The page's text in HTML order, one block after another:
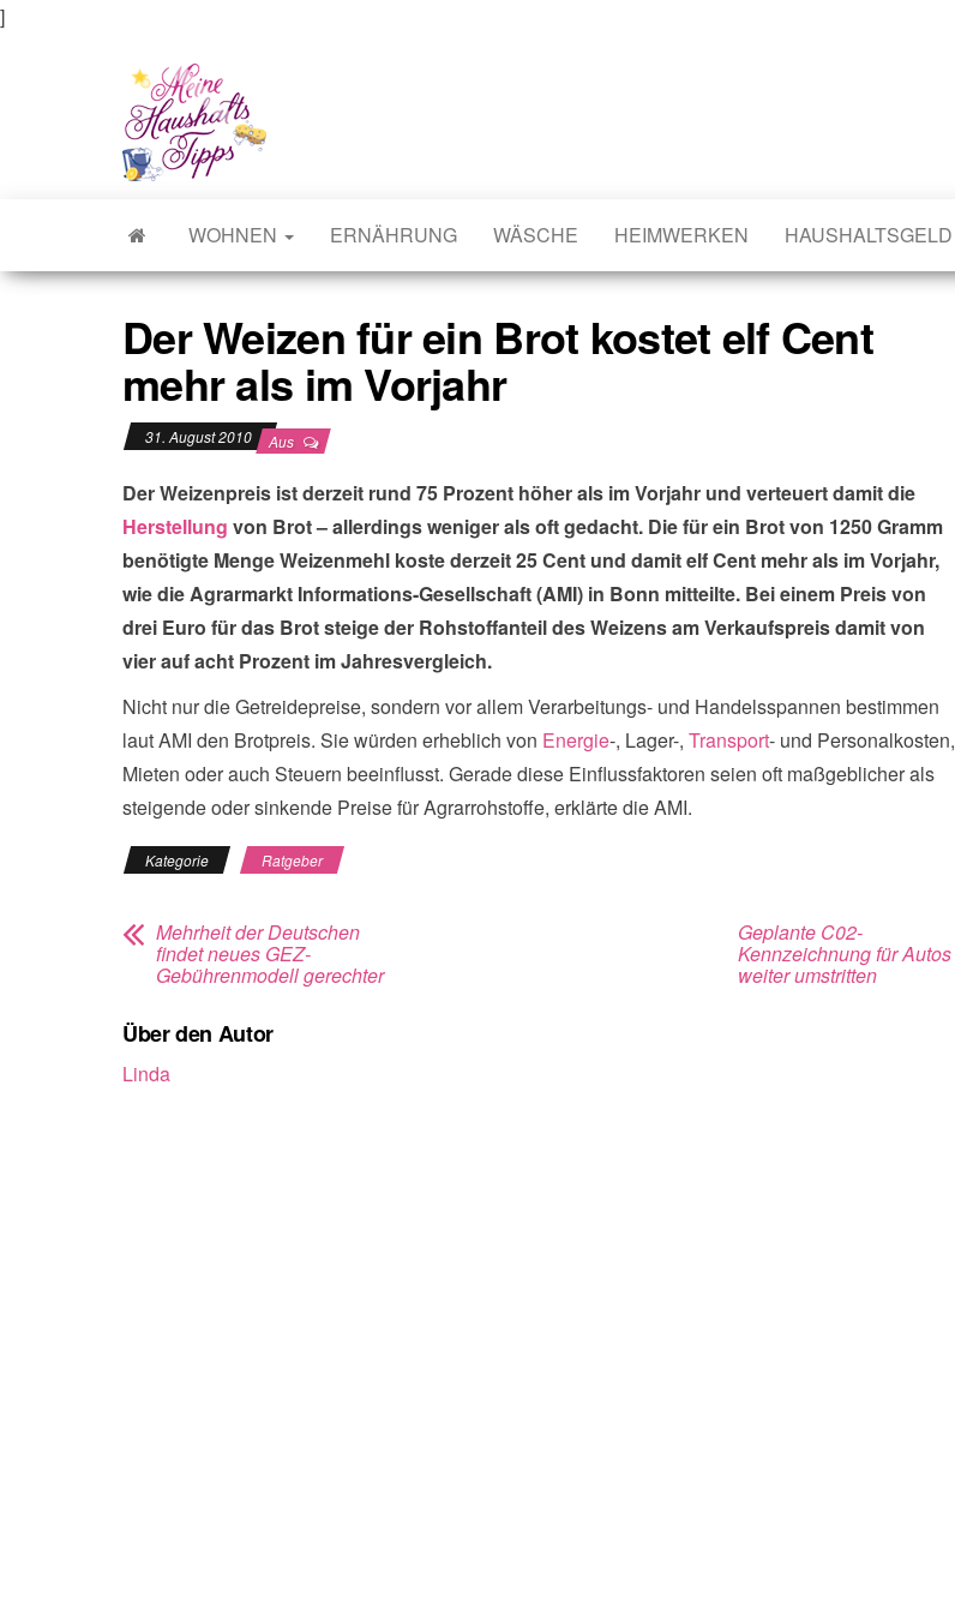
]
Meine Haushaltstipps
Das bisschen Haushalt . . .
WOHNEN ERNÄHRUNG WÄSCHE HEIMWERKEN HAUSHALTSGELD
Der Weizen für ein Brot kostet elf Cent
mehr als im Vorjahr
31. August 2010 Aus
Der Weizenpreis ist derzeit rund 75 Prozent höher als im Vorjahr und verteuert damit die
Herstellung von Brot – allerdings weniger als oft gedacht. Die für ein Brot von 1250 Gramm
benötigte Menge Weizenmehl koste derzeit 25 Cent und damit elf Cent mehr als im Vorjahr,
wie die Agrarmarkt Informations-Gesellschaft (AMI) in Bonn mitteilte. Bei einem Preis von
drei Euro für das Brot steige der Rohstoffanteil des Weizens am Verkaufspreis damit von
vier auf acht Prozent im Jahresvergleich.
Nicht nur die Getreidepreise, sondern vor allem Verarbeitungs- und Handelsspannen bestimmen
laut AMI den Brotpreis. Sie würden erheblich von Energie-, Lager-, Transport- und Personalkosten,
Mieten oder auch Steuern beeinflusst. Gerade diese Einflussfaktoren seien oft maßgeblicher als
steigende oder sinkende Preise für Agrarrohstoffe, erklärte die AMI.
Kategorie Ratgeber
Mehrheit der Deutschen
findet neues GEZ-
Gebührenmodell gerechter
Geplante C02-
Kennzeichnung für Autos
weiter umstritten
Über den Autor
Linda